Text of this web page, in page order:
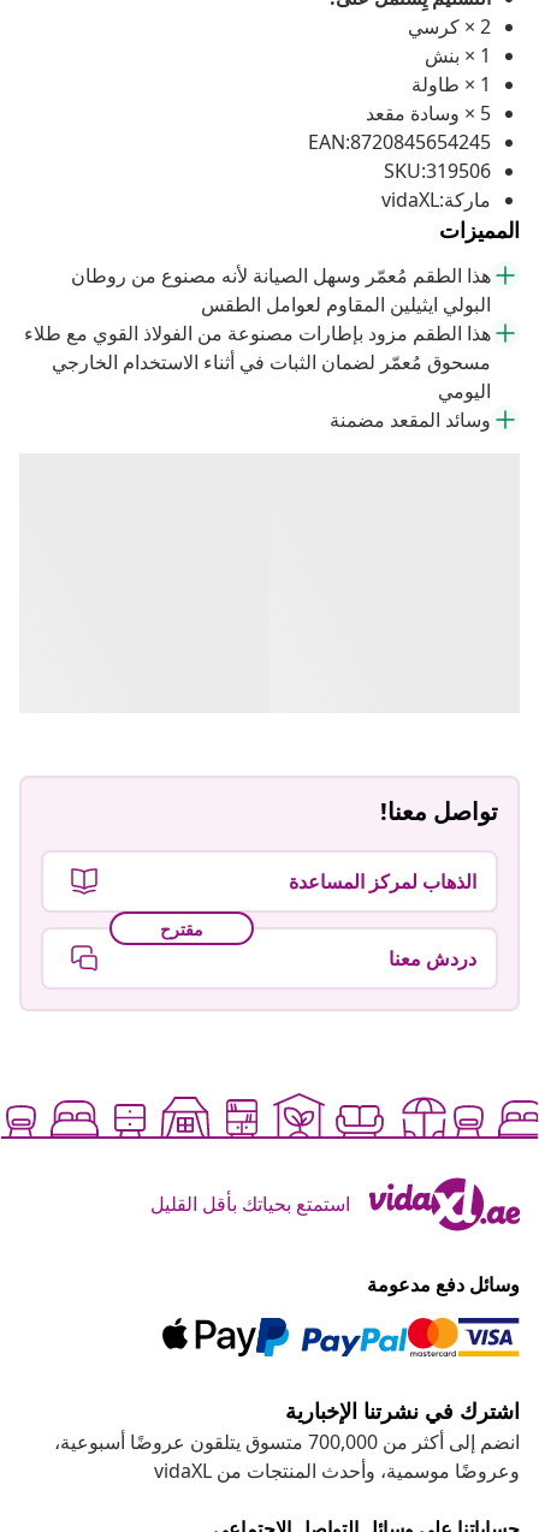
2 × كرسي
1 × بنش
1 × طاولة
5 × وسادة مقعد
EAN:8720845654245
SKU:319506
ماركة:vidaXL
المميزات
هذا الطقم مُعمّر وسهل الصيانة لأنه مصنوع من روطان
البولي ايثيلين المقاوم لعوامل الطقس
هذا الطقم مزود بإطارات مصنوعة من الفولاذ القوي مع طلاء
مسحوق مُعمّر لضمان الثبات في أثناء الاستخدام الخارجي
اليومي
وسائد المقعد مضمنة
تواصل معنا!
الذهاب لمركز المساعدة
مقترح
دردش معنا
استمتع بحياتك بأقل القليل
وسائل دفع مدعومة
اشترك في نشرتنا الإخبارية
انضم إلى أكثر من 700,000 متسوق يتلقون عروضًا أسبوعية،
وعروضًا موسمية، وأحدث المنتجات من vidaXL